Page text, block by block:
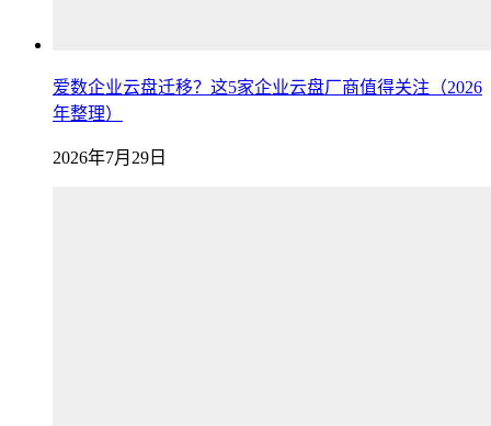
爱数企业云盘迁移？这5家企业云盘厂商值得关注（2026
年整理）
2026年7月29日